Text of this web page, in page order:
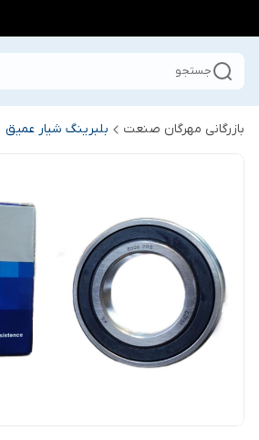
جستجو
بازرگانی مهرگان صنعت بلبرینگ شیار عمیق